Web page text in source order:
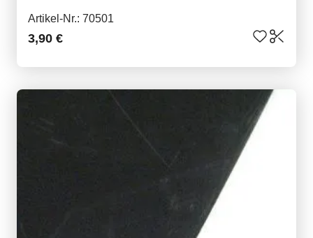
Artikel-Nr.: 70501
3,90 €